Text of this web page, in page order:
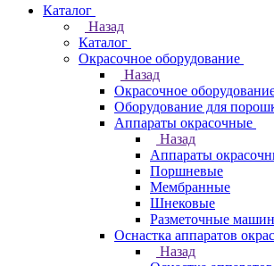
Каталог
Назад
Каталог
Окрасочное оборудование
Назад
Окрасочное
Оборудование для
Аппараты окрасочные
Назад
Аппараты
Поршневые
Мембранные
Шнековые
Разметочные
Оснастка аппаратов
Назад